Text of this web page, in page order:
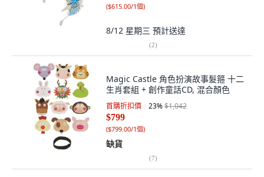
($615.00/1個)
8/12 星期三 預計送達
(2)
Magic Castle 角色扮演故事髮箍 十二
生肖套組 + 創作童話CD, 混合顏色
首購折扣價 23%$1,042
$799
($799.00/1個)
缺貨
(7)